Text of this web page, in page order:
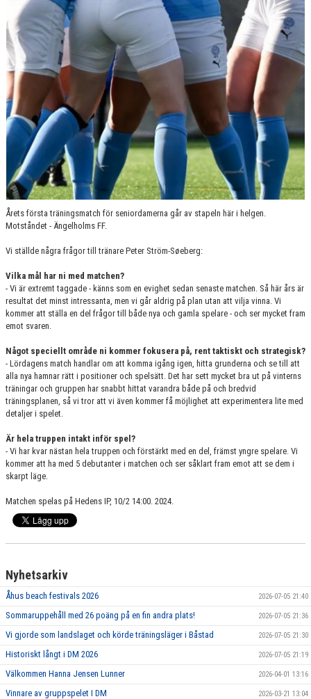
Årets första träningsmatch för seniordamerna går av stapeln här i helgen.
Motståndet - Ängelholms FF.
Vi ställde några frågor till tränare Peter Ström-Søeberg:
Vilka mål har ni med matchen?
- Vi är extremt taggade - känns som en evighet sedan senaste matchen. Så här års är
resultat det minst intressanta, men vi går aldrig på plan utan att vilja vinna. Vi
kommer att ställa en del frågor till både nya och gamla spelare - och ser mycket fram
emot svaren.
Något speciellt område ni kommer fokusera på, rent taktiskt och strategisk?
- Lördagens match handlar om att komma igång igen, hitta grunderna och se till att
alla nya hamnar rätt i positioner och spelsätt. Det har sett mycket bra ut på vinterns
träningar och gruppen har snabbt hittat varandra både på och bredvid
träningsplanen, så vi tror att vi även kommer få möjlighet att experimentera lite med
detaljer i spelet.
Är hela truppen intakt inför spel?
- Vi har kvar nästan hela truppen och förstärkt med en del, främst yngre spelare. Vi
kommer att ha med 5 debutanter i matchen och ser såklart fram emot att se dem i
skarpt läge.
Matchen spelas på Hedens IP, 10/2 14:00. 2024.
Nyhetsarkiv
Åhus beach festivals 2026 2026-07-05 21:40
Sommaruppehåll med 26 poäng på en fin andra plats! 2026-07-05 21:36
Vi gjorde som landslaget och körde träningsläger i Båstad 2026-07-05 21:30
Historiskt långt i DM 2026 2026-07-05 21:19
Välkommen Hanna Jensen Lunner 2026-04-01 13:16
Vinnare av gruppspelet I DM 2026-03-21 13:04